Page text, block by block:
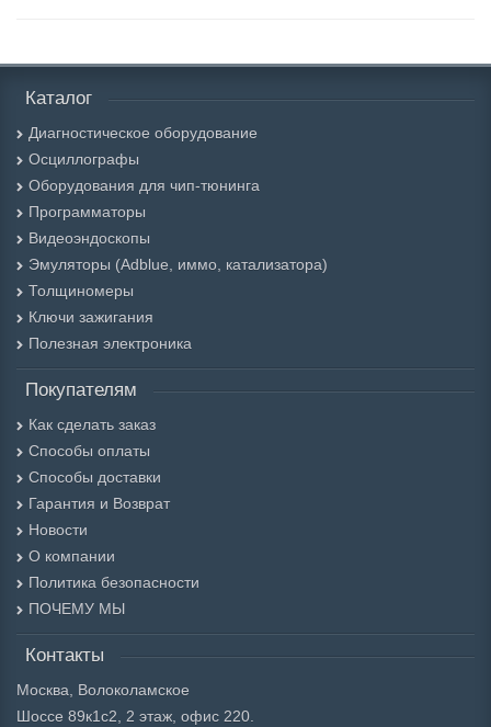
Каталог
Диагностическое оборудование
Осциллографы
Оборудования для чип-тюнинга
Программаторы
Видеоэндоскопы
Эмуляторы (Adblue, иммо, катализатора)
Толщиномеры
Ключи зажигания
Полезная электроника
Покупателям
Как сделать заказ
Способы оплаты
Способы доставки
Гарантия и Возврат
Новости
О компании
Политика безопасности
ПОЧЕМУ МЫ
Контакты
Москва, Волоколамское
Шоссе 89к1с2, 2 этаж, офис 220.